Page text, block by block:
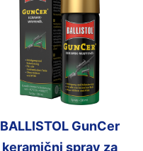
BALLISTOL GunCer
keramični spray za